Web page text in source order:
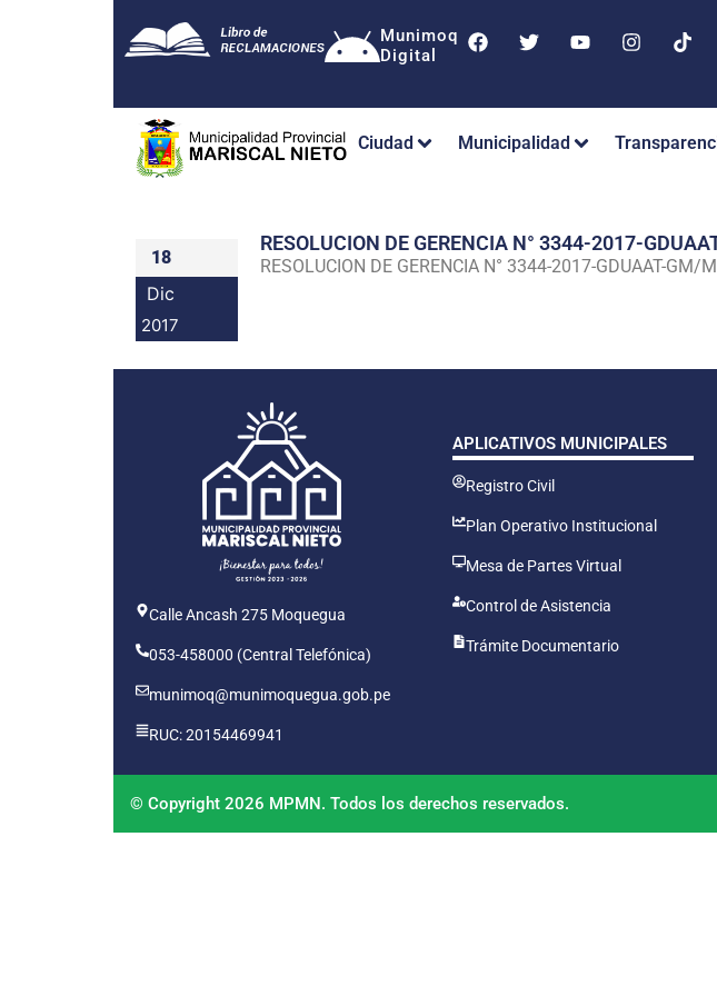
Munimoq
Digital
Ciudad Municipalidad
18
Dic
2017
RESOLUCION DE GERENCIA N° 3344-2017-
RESOLUCION DE GERENCIA N° 3344-2017-GDUAAT-GM/
Calle Ancash 275 Moquegua
053-458000 (Central Telefónica)
munimoq@munimoquegua.gob.pe
RUC: 20154469941
APLICATIVOS MUNICIPALES
Registro Civil
Plan Operativo Institucional
Mesa de Partes Virtual
Control de Asistencia
Trámite Documentario
© Copyright 2026 MPMN. Todos los derechos reservados.